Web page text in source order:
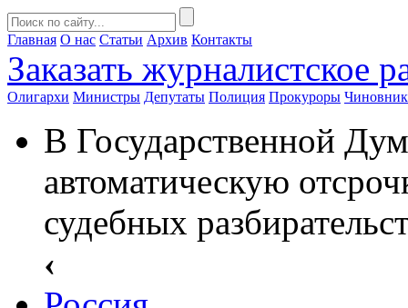
Главная О нас Статьи Архив Контакты
Заказать журналистское
Олигархи Министры Депутаты Полиция Прокуроры
В Государственной
автоматическую
судебных
‹